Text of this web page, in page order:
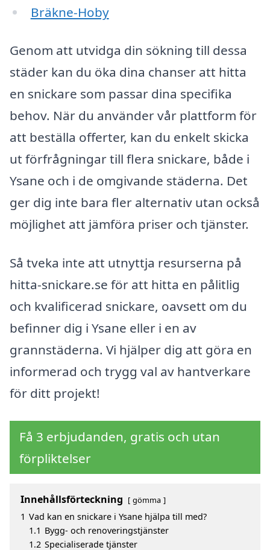
Bräkne-Hoby
Genom att utvidga din sökning till dessa
städer kan du öka dina chanser att hitta
en snickare som passar dina specifika
behov. När du använder vår plattform för
att beställa offerter, kan du enkelt skicka
ut förfrågningar till flera snickare, både i
Ysane och i de omgivande städerna. Det
ger dig inte bara fler alternativ utan också
möjlighet att jämföra priser och tjänster.
Så tveka inte att utnyttja resurserna på
hitta-snickare.se för att hitta en pålitlig
och kvalificerad snickare, oavsett om du
befinner dig i Ysane eller i en av
grannstäderna. Vi hjälper dig att göra en
informerad och trygg val av hantverkare
för ditt projekt!
Få 3 erbjudanden, gratis och utan
förpliktelser
Innehållsförteckning gömma
1 Vad kan en snickare i Ysane hjälpa till med?
1.1 Bygg- och renoveringstjänster
1.2 Specialiserade tjänster